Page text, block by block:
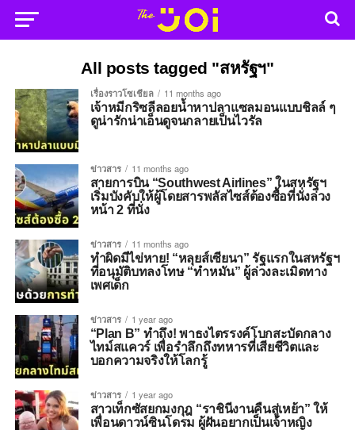
All posts tagged "สหรัฐฯ"
เรื่องราวโซเชียล 11 months ago
เจ้าหมีกริซลีลอยน้ำหาปลาแซลมอนแบบชิลล์ ๆ
ดูน่ารักน่าเอ็นดูจนกลายเป็นไวรัล
ข่าวสาร 11 months ago
สายการบิน “Southwest Airlines” ในสหรัฐฯ
เริ่มบังคับให้ผู้โดยสารพลัสไซส์ต้องซื้อที่นั่งล่วง
หน้า 2 ที่นั่ง
ข่าวสาร 11 months ago
ทำผิดมีไข่หาย! “หลุยส์เซียนา” รัฐแรกในสหรัฐฯ
ที่อนุมัติบทลงโทษ “ทำหมัน” ผู้ล่วงละเมิดทาง
เพศเด็ก
ข่าวสาร 1 year ago
“Plan B” ทำถึง! พาธงไตรรงค์โบกสะบัดกลาง
ไทม์สแควร์ เพื่อรำลึกถึงทหารที่เสียชีวิตและ
บอกความจริงให้โลกรู้
ข่าวสาร 1 year ago
สาวเท็กซัสยกมงกุฎ “ราชินีงานคืนสู่เหย้า” ให้
เพื่อนดาวน์ซินโดรม ผู้ฝันอยากเป็นเจ้าหญิง